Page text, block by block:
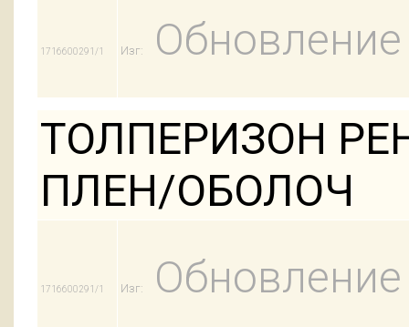
1716600291/1 Изг:
ТОЛПЕРИЗОН
ПЛЕН/ОБОЛОЧ
1716600291/1 Изг: